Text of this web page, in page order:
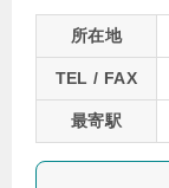
所在地
TEL / FAX
最寄駅